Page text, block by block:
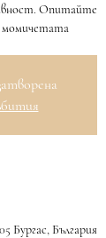
Опитайте
момичетата
Бургас, България